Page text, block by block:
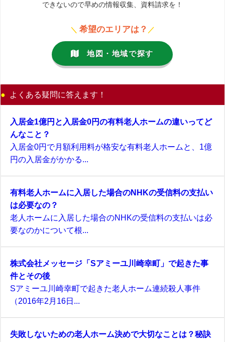
できないので早めの情報収集、資料請求を！
＼ 希望のエリアは？ ／
地図・地域で探す
よくある疑問に答えます！
入居金1億円と入居金0円の有料老人ホームの違いってど
んなこと？
入居金0円で月額利用料が格安な有料老人ホームと、1億
円の入居金がかかる...
有料老人ホームに入居した場合のNHKの受信料の支払い
は必要なの？
老人ホームに入居した場合のNHKの受信料の支払いは必
要なのかについて根...
株式会社メッセージ「Sアミーユ川崎幸町」で起きた事
件とその後
Sアミーユ川崎幸町で起きた老人ホーム連続殺人事件
（2016年2月16日...
失敗しないための老人ホーム決めで大切なことは？秘訣